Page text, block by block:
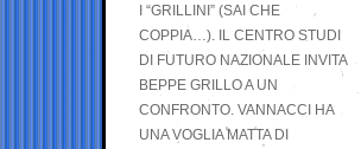
I “GRILLINI” (SAI CHE
COPPIA…). IL CENTRO STUDI
DI FUTURO NAZIONALE INVITA
BEPPE GRILLO A UN
CONFRONTO. VANNACCI HA
UNA VOGLIA MATTA DI